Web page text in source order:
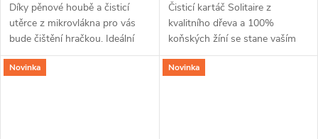
Díky pěnové houbě a čisticí
utěrce z mikrovlákna pro vás
bude čištění hračkou. Ideální
pro čištění textilní nebo kožené
obuvi a mnoha dalších
Čisticí kartáč Solitaire z
kvalitního dřeva a 100%
koňských žíní se stane vaším
pravidelným pomocníkem při
čištění a leštění nejrůznějších
Novinka Novinka